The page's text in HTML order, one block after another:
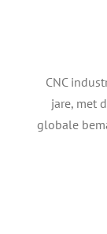
CNC
jare, met
globale